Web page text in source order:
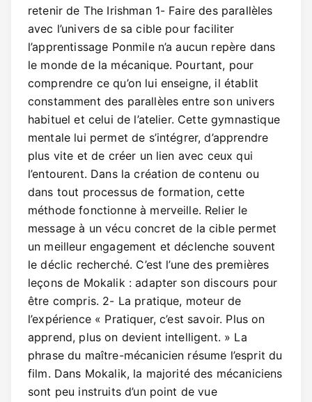
retenir de The Irishman 1- Faire des parallèles
avec l’univers de sa cible pour faciliter
l’apprentissage Ponmile n’a aucun repère dans
le monde de la mécanique. Pourtant, pour
comprendre ce qu’on lui enseigne, il établit
constamment des parallèles entre son univers
habituel et celui de l’atelier. Cette gymnastique
mentale lui permet de s’intégrer, d’apprendre
plus vite et de créer un lien avec ceux qui
l’entourent. Dans la création de contenu ou
dans tout processus de formation, cette
méthode fonctionne à merveille. Relier le
message à un vécu concret de la cible permet
un meilleur engagement et déclenche souvent
le déclic recherché. C’est l’une des premières
leçons de Mokalik : adapter son discours pour
être compris. 2- La pratique, moteur de
l’expérience « Pratiquer, c’est savoir. Plus on
apprend, plus on devient intelligent. » La
phrase du maître-mécanicien résume l’esprit du
film. Dans Mokalik, la majorité des mécaniciens
sont peu instruits d’un point de vue